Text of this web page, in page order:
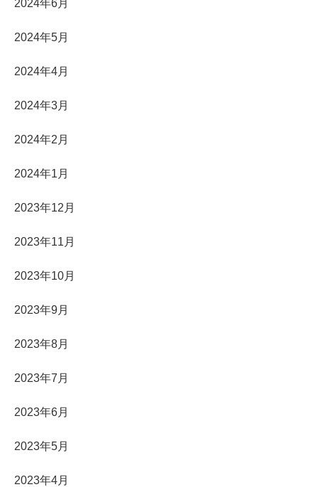
2024年6月
2024年5月
2024年4月
2024年3月
2024年2月
2024年1月
2023年12月
2023年11月
2023年10月
2023年9月
2023年8月
2023年7月
2023年6月
2023年5月
2023年4月